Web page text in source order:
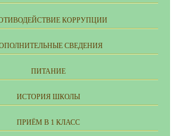
КОРРУПЦИИ
СВЕДЕНИЯ
ПИТАНИЕ
ИСТОРИЯ ШКОЛЫ
ПРИЁМ В 1 КЛАСС